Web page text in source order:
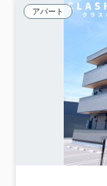
アパート